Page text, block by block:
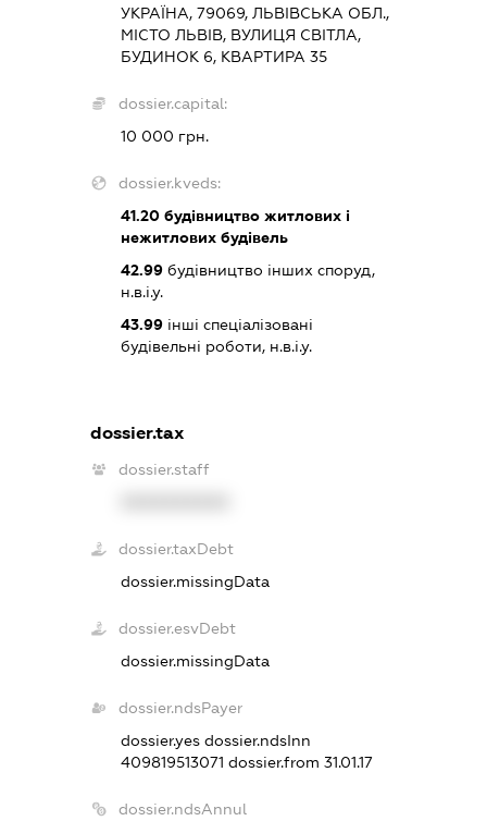
УКРАЇНА, 79069, ЛЬВІВСЬКА ОБЛ.,
МІСТО ЛЬВІВ, ВУЛИЦЯ СВІТЛА,
БУДИНОК 6, КВАРТИРА 35
dossier.capital:
10 000 грн.
dossier.kveds:
41.20будівництво житлових і
нежитлових будівель
42.99будівництво інших споруд,
н.в.і.у.
43.99інші спеціалізовані
будівельні роботи, н.в.і.у.
dossier.tax
dossier.staff
dossier.taxDebt
dossier.missingData
dossier.esvDebt
dossier.missingData
dossier.ndsPayer
dossier.yes dossier.ndsInn
409819513071 dossier.from 31.01.17
dossier.ndsAnnul